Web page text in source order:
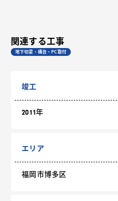
関連する工事
地下切梁・構台・PC取付
竣工
2011年
エリア
福岡市博多区